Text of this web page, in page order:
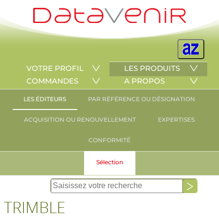
VOTRE PROFIL
LES PRODUITS
COMMANDES
A PROPOS
LES ÉDITEURS PAR RÉFÉRENCE OU DÉSIGNATION
ACQUISITION OU RENOUVELLEMENT EXPERTISES
CONFORMITÉ
Sélection
TRIMBLE